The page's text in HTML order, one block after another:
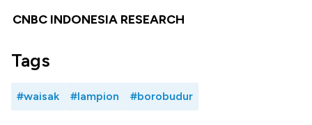
CNBC INDONESIA RESEARCH
Tags
#waisak #lampion #borobudur